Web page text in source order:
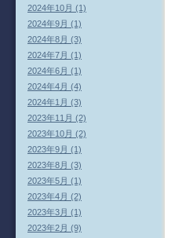
2024年10月 (1)
2024年9月 (1)
2024年8月 (3)
2024年7月 (1)
2024年6月 (1)
2024年4月 (4)
2024年1月 (3)
2023年11月 (2)
2023年10月 (2)
2023年9月 (1)
2023年8月 (3)
2023年5月 (1)
2023年4月 (2)
2023年3月 (1)
2023年2月 (9)